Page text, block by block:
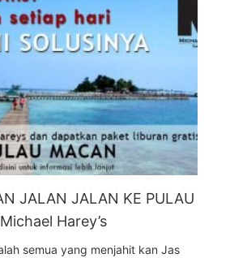
JALAN JALAN KE PULAU
Harey’s
semua yang menjahit kan Jas